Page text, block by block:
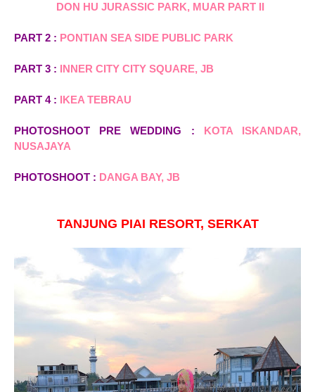
DON HU JURASSIC PARK, MUAR PART II
PART 2 : PONTIAN SEA SIDE PUBLIC PARK
PART 3 : INNER CITY CITY SQUARE, JB
PART 4 : IKEA TEBRAU
PHOTOSHOOT PRE WEDDING : KOTA ISKANDAR,
NUSAJAYA
PHOTOSHOOT : DANGA BAY, JB
TANJUNG PIAI RESORT, SERKAT